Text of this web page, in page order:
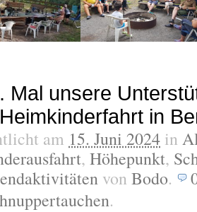
Mal unsere
in
am 15. Juni 2024 in
, Höhepunkt,
von Bodo.
.